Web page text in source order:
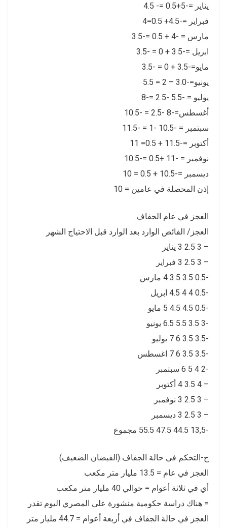
يناير =-5+0.5 =- 4.5
فبراير =-4.5+ 0.5=4
مارس = -4 + 0.5 =-3.5
ابريل =-3.5 + 0 = -3.5
مايو=-3.5 + 0 = -3.5
يونيو=-3.0 – 2 = 5.5
يوليو = -5.5 -2.5 =-8
أغسطس=-8 -2.5 = -10.5
سبتمبر = -10.5 -1 = -11.5
أكتوبر =-11.5 + 0.5= 11
نوفمبر = -11 +0.5 =-10.5
ديسمبر =-10.5 + 0.5 = 10
إذن المحصلة في عامين = 10
العجز في عام الجفاف
العجز/ الفائض الوارد بعد الوارد قبل الاحتياج الشهر
– 3 2.5 3 يناير
– 3 2.5 3 فبراير
-0.5 3.5 3.5 4 مارس
-0.5 4 4 4.5 ابريل
-0.5 4.5 4.5 5 مايو
-3 3.5 5.5 6.5 يونيو
-3.5 3.5 6 7 يوليو
-3.5 3.5 6 7 اغسطس
-2 4 5 6 سبتمبر
– 4 3.5 4 أكتوبر
– 3 2.5 3 نوفمبر
– 3 2.5 3 ديسمبر
-13,5 44.5 47.5 55.5 مجموع
ج-التحكم في حالة الجفاف (الفيضان الضعيف)
العجز في عام = 13.5 مليار متر مكعب
أي في ثلاثة أعوام = حوالي 40 مليار متر مكعب
= هناك دراسة حكومية منشورة على المصري اليوم تقدر
العجز في حالة الجفاف في أربعة أعوام = 44.7 مليار متر